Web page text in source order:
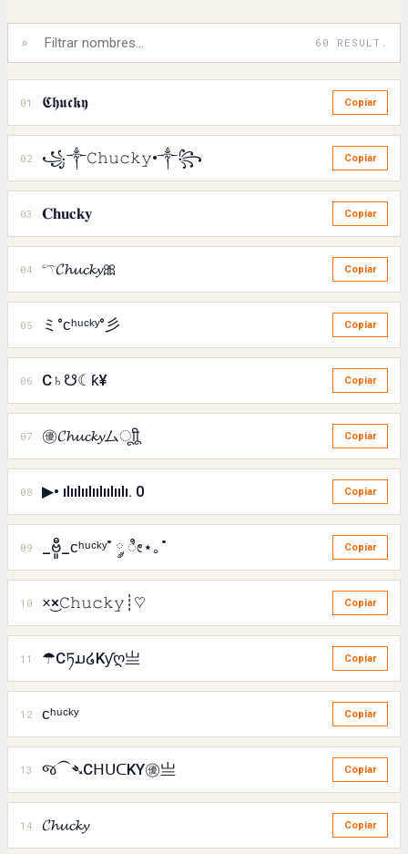
⌕ 60 RESULT.
01 𝕮𝖍𝖚𝖈𝖐𝖞 Copiar
02 ꧁༒𝙲𝚑𝚞𝚌𝚔𝚢•༒꧂ Copiar
03 𝐂𝐡𝐮𝐜𝐤𝐲 Copiar
04 𓍼𝓒𝓱𝓾𝓬𝓴𝔂🎀 Copiar
05 ミ°ᴄʰᵘᶜᵏʸ°彡 Copiar
06 C♄☋☾ƙ¥ Copiar
07 ㊝𝓒𝓱𝓾𝓬𝓴𝔂ムㅤूाीू Copiar
08 ▶• ılıılıılıılıılıılı. 0 Copiar
09 _ဗီူ_ᴄʰᵘᶜᵏʸ˚ ༘ ೀ⋆｡˚ Copiar
10 ×͜×𝙲𝚑𝚞𝚌𝚔𝚢┊♡ Copiar
11 ☂Cཏມ໒Kƴღ亗 Copiar
12 ᴄʰᵘᶜᵏʸ Copiar
13 જ⁀➴CᕼᑌᑕKY㊝亗 Copiar
14 𝓒𝓱𝓾𝓬𝓴𝔂 Copiar